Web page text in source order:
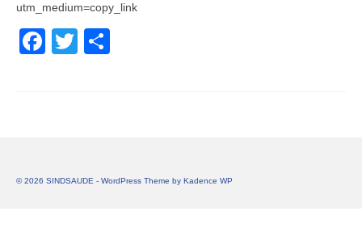
utm_medium=copy_link
Facebook
Twitter
© 2026 SINDSAUDE - WordPress Theme by Kadence WP